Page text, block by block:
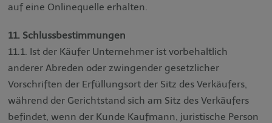
auf eine Onlinequelle erhalten.
11. Schlussbestimmungen
11.1. Ist der Käufer Unternehmer ist vorbehaltlich
anderer Abreden oder zwingender gesetzlicher
Vorschriften der Erfüllungsort der Sitz des Verkäufers,
während der Gerichtstand sich am Sitz des Verkäufers
befindet, wenn der Kunde Kaufmann, juristische Person